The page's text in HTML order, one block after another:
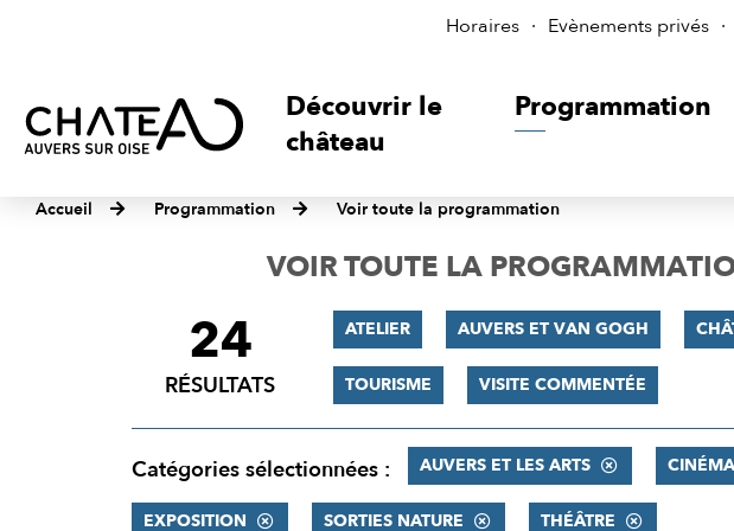
Horaires Evènements privés
Découvrir le
château
Programmation
Accueil Programmation Voir toute la programmation
VOIR TOUTE LA
FILTRER
RÉSULTATS
24
RÉSULTATS
ATELIER AUVERS ET VAN GOGH
TOURISME VISITE COMMENTÉE
Catégories sélectionnées : AUVERS ET LES ARTS CINÉMA
EXPOSITION SORTIES NATURE THÉÂTRE